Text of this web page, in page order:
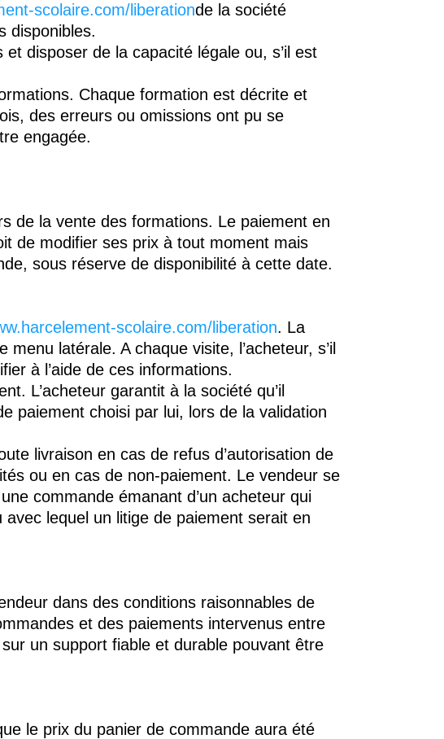
scolaire.com/liberationde la société
disponibles.
disposer de la capacité légale ou, s’il est
Chaque formation est décrite et
des erreurs ou omissions ont pu se
engagée.
de la vente des formations. Le paiement en
de modifier ses prix à tout moment mais
sous réserve de disponibilité à cette date.
scolaire.com/liberation. La
latérale. A chaque visite, l’acheteur, s’il
à l’aide de ces informations.
L’acheteur garantit à la société qu’il
paiement choisi par lui, lors de la validation
livraison en cas de refus d’autorisation de
ou en cas de non-paiement. Le vendeur se
commande émanant d’un acheteur qui
lequel un litige de paiement serait en
dans des conditions raisonnables de
et des paiements intervenus entre
un support fiable et durable pouvant être
le prix du panier de commande aura été